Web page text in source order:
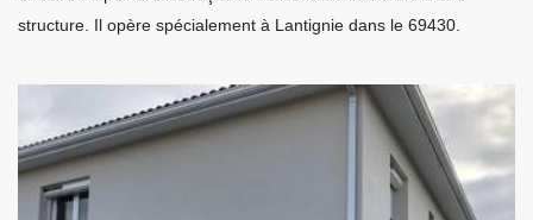
structure. Il opère spécialement à Lantignie dans le 69430.